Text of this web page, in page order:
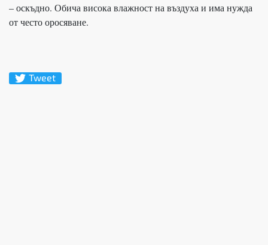
– оскъдно. Обича висока влажност на въздуха и има нужда
от често оросяване.
Tweet